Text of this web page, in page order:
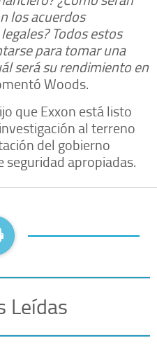
los acuerdos
Todos estos
para tomar una
será su rendimiento en
Woods.
que Exxon está listo
al terreno
del gobierno
seguridad apropiadas.
Leídas